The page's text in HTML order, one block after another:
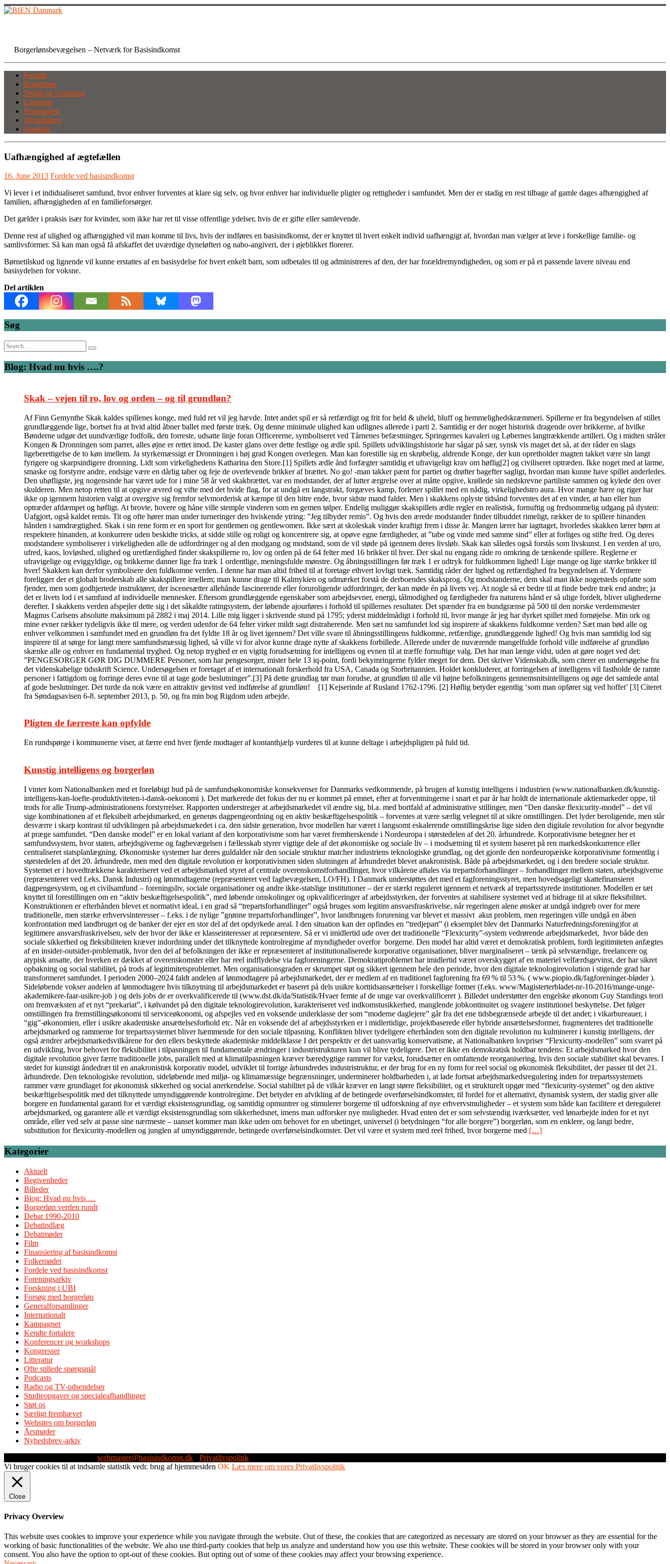
Skip
to
Borgerlønsbevægelsen – Netværk for Basisindkomst
Forside
Borgerløn
Debat og forskning
Litteratur
Foreningen
Nyhedsbrev
Kontakt
Uafhængighed af ægtefællen
16. June 2013 Fordele ved basisindkomst
Vi lever i et indidualiseret samfund, hvor enhver forventes at klare sig selv, og hvor enhver har individuelle pligter og rettigheder i samfundet. Men der er stadig en rest tilbage af gamle dages afhængighed af
familien, afhængigheden af en familieforsørger.
Det gælder i praksis især for kvinder, som ikke har ret til visse offentlige ydelser, hvis de er gifte eller samlevende.
Denne rest af ulighed og afhængighed vil man komme til livs, hvis der indføres en basisindkomst, der er knyttet til hvert enkelt individ uafhængigt af, hvordan man vælger at leve i forskellige familie- og
samlivsformer. Så kan man også få afskaffet det uværdige dyneløfteri og nabo-angiveri, der i øjeblikket florerer.
Børnetilskud og lignende vil kunne erstattes af en basisydelse for hvert enkelt barn, som udbetales til og administreres af den, der har forældremyndigheden, og som er på et passende lavere niveau end
basisydelsen for voksne.
Del artiklen
Søg
Search
for:
Blog: Hvad nu hvis ….?
Skak – vejen til ro, lov og orden – og til grundløn?
Af Finn Gemynthe Skak kaldes spillenes konge, med fuld ret vil jeg hævde. Intet andet spil er så retfærdigt og frit for held & uheld, bluff og hemmelighedskræmmeri. Spillerne er fra begyndelsen af stillet
grundlæggende lige, bortset fra at hvid altid åbner ballet med første træk. Og denne minimale ulighed kan udlignes allerede i parti 2. Samtidig er der noget historisk dragende over brikkerne, af hvilke
Bønderne udgør det uundværlige fodfolk, den forreste, udsatte linje foran Officererne, symboliseret ved Tårnenes befæstninger, Springernes kavaleri og Løbernes langtrækkende artilleri. Og i midten stråler
Kongen & Dronningen som parret, alles øjne er rettet imod. De kaster glans over dette festlige og ædle spil. Spillets udviklingshistorie har sågar på sær, synsk vis maget det så, at der råder en slags
ligeberettigelse de to køn imellem. Ja styrkemæssigt er Dronningen i høj grad Kongen overlegen. Man kan forestille sig en skrøbelig, aldrende Konge, der kun opretholder magten takket være sin langt
fyrigere og skarpsindigere dronning. Lidt som virkelighedens Katharina den Store.[1] Spillets ædle ånd forfægter samtidig et ufravigeligt krav om høflig[2] og civiliseret optræden. Ikke noget med at larme,
smaske og forstyrre andre, endsige være en dårlig taber og feje de overlevende brikker af brættet. No go! -man takker pænt for partiet og drøfter bagefter sagligt, hvordan man kunne have spillet anderledes.
Den uhøfligste, jeg nogensinde har været ude for i mine 58 år ved skakbrættet, var en modstander, der af lutter ærgrelse over at måtte opgive, krøllede sin nedskrevne partiliste sammen og kylede den over
skulderen. Men netop retten til at opgive ævred og vifte med det hvide flag, for at undgå en langstrakt, forgæves kamp, forlener spillet med en nådig, virkelighedstro aura. Hvor mange hære og riger har
ikke op igennem historien valgt at overgive sig fremfor selvmorderisk at kæmpe til den bitre ende, hvor sidste mand falder. Men i skakkens oplyste tidsånd forventes det af en vinder, at han eller hun
optræder afdæmpet og høfligt. At brovte, hovere og håne ville stemple vinderen som en gemen tølper. Endelig muliggør skakspillets ædle regler en realistisk, fornuftig og fredsommelig udgang på dysten:
Uafgjort, også kaldet remis. Tit og ofte hører man under turneringer den hviskende ytring: ”Jeg tilbyder remis”. Og hvis den ærede modstander finder tilbuddet rimeligt, rækker de to spillere hinanden
hånden i samdrægtighed. Skak i sin rene form er en sport for gentlemen og gentlewomen. Ikke sært at skoleskak vinder kraftigt frem i disse år. Mangen lærer har iagttaget, hvorledes skakken lærer børn at
respektere hinanden, at konkurrere uden beskidte tricks, at sidde stille og roligt og koncentrere sig, at opøve egne færdigheder, at ”tabe og vinde med samme sind” eller at forliges og stifte fred. Og deres
modstandere symboliserer i virkeligheden alle de udfordringer og al den modgang og modstand, som de vil støde på igennem deres livsløb. Skak kan således også forstås som livskunst. I en verden af uro,
ufred, kaos, lovløshed, ulighed og uretfærdighed finder skakspillerne ro, lov og orden på de 64 felter med 16 brikker til hver. Der skal nu engang råde ro omkring de tænkende spillere. Reglerne er
ufravigelige og eviggyldige, og brikkerne danner lige fra træk 1 ordentlige, meningsfulde mønstre. Og åbningsstillingen før træk 1 er udtryk for fuldkommen lighed! Lige mange og lige stærke brikker til
hver! Skakken kan derfor symbolisere den fuldkomne verden. I denne har man altid frihed til at foretage ethvert lovligt træk. Samtidig råder der lighed og retfærdighed fra begyndelsen af. Ydermere
foreligger der et globalt broderskab alle skakspillere imellem; man kunne drage til Kalmykien og udmærket forstå de derboendes skaksprog. Og modstanderne, dem skal man ikke nogetsteds opfatte som
fjender, men som godhjertede instruktører, der iscenesætter allehånde fascinerende eller foruroligende udfordringer, der kan møde én på livets vej. At nogle så er bedre til at finde bedre træk end andre; ja
det er livets lod i et samfund af individuelle mennesker. Eftersom grundlæggende egenskaber som arbejdsevner, energi, tålmodighed og færdigheder fra naturens hånd er så ulige fordelt, bliver ulighederne
derefter. I skakkens verden afspejler dette sig i det såkaldte ratingsystem, der løbende ajourføres i forhold til spillernes resultater. Det spænder fra en bundgrænse på 500 til den norske verdensmester
Magnus Carlsens absolutte maksimum på 2882 i maj 2014. Lille mig ligger i skrivende stund på 1795; yderst middelmådigt i forhold til, hvor mange år jeg har dyrket spillet med fornøjelse. Min ork og
mine evner rækker tydeligvis ikke til mere, og verden udenfor de 64 felter virker mildt sagt distraherende. Men sæt nu samfundet lod sig inspirere af skakkens fuldkomne verden? Sæt man bød alle og
enhver velkommen i samfundet med en grundløn fra det fyldte 18 år og livet igennem? Det ville svare til åbningsstillingens fuldkomne, retfærdige, grundlæggende lighed! Og hvis man samtidig lod sig
inspirere til at sørge for langt mere samfundsmæssig lighed, så ville vi for alvor kunne drage nytte af skakkens forbillede. Allerede under de nuværende mangelfulde forhold ville indførelse af grundløn
skænke alle og enhver en fundamental tryghed. Og netop tryghed er en vigtig forudsætning for intelligens og evnen til at træffe fornuftige valg. Det har man længe vidst, uden at gøre noget ved det:
”PENGESORGER GØR DIG DUMMERE Personer, som har pengesorger, mister hele 13 iq-point, fordi bekymringerne fylder meget for dem. Det skriver Videnskab.dk, som citerer en undersøgelse fra
det videnskabelige tidsskrift Science. Undersøgelsen er foretaget af et internationalt forskerhold fra USA, Canada og Storbritannien. Holdet konkluderer, at forringelsen af intelligens vil fastholde de ramte
personer i fattigdom og forringe deres evne til at tage gode beslutninger”.[3] På dette grundlag tør man forudse, at grundløn til alle vil højne befolkningens gennemsnitsintelligens og øge det samlede antal
af gode beslutninger. Det turde da nok være en attraktiv gevinst ved indførelse af grundløn! [1] Kejserinde af Rusland 1762-1796. [2] Høflig betyder egentlig ‘som man opfører sig ved hoffet’ [3] Citeret
fra Søndagsavisen 6-8. september 2013, p. 50, og fra min bog Rigdom uden arbejde.
Pligten de færreste kan opfylde
En rundspørge i kommunerne viser, at færre end hver fjerde modtager af kontanthjælp vurderes til at kunne deltage i arbejdspligten på fuld tid.
Kunstig intelligens og borgerløn
I vinter kom Nationalbanken med et foreløbigt bud på de samfundsøkonomiske konsekvenser for Danmarks vedkommende, på brugen af kunstig intelligens i industrien (www.nationalbanken.dk/kunstig-
intelligens-kan-loefte-produktiviteten-i-dansk-oekonomi ). Det markerede det fokus der nu er kommet på emnet, efter at forventningerne i snart et par år har holdt de internationale aktiemarkeder oppe, til
trods for alle Trump-administrationens forstyrrelser. Rapporten understreger at arbejdsmarkedet vil ændre sig, bl.a. med bortfald af administrative stillinger, men “Den danske flexicurity-model” – det vil
sige kombinationen af et fleksibelt arbejdsmarked, en generøs dagpengeordning og en aktiv beskæftigelsespolitik – forventes at være særlig velegnet til at sikre omstillingen. Det lyder beroligende, men står
desværre i skarp kontrast til udviklingen på arbejdsmarkedet i ca. den sidste generation, hvor modellen har været i langsomt eskalerende omstillingskrise lige siden den digitale revolution for alvor begyndte
at præge samfundet. “Den danske model” er en lokal variant af den korporativisme som har været fremherskende i Nordeuropa i størstedelen af det 20. århundrede. Korporativisme betegner her et
samfundssystem, hvor staten, arbejdsgiverne og fagbevægelsen i fællesskab styrer vigtige dele af det økonomiske og sociale liv – i modsætning til et system baseret på ren markedskonkurrence eller
centraliseret statsplanlægning. Økonomiske systemer har deres guldalder når den sociale struktur matcher industriens teknologiske grundlag, og det gjorde den nordeuropæiske korporativisme formentlig i
størstedelen af det 20. århundrede, men med den digitale revolution er korporativismen siden slutningen af århundredet blevet anakronistisk. Både på arbejdsmarkedet, og i den bredere sociale struktur.
Systemet er i hovedtrækkene karakteriseret ved et arbejdsmarked styret af centrale overenskomstforhandlinger, hvor vilkårene aftales via trepartsforhandlinger – forhandlinger mellem staten, arbejdsgiverne
(repræsenteret ved f.eks. Dansk Industri) og lønmodtagerne (repræsenteret ved fagbevægelsen, LO/FH). I Danmark understøttes det med et fagforeningsstyret, men hovedsageligt skattefinansieret
dagpengesystem, og et civilsamfund – foreningsliv, sociale organisationer og andre ikke-statslige institutioner – der er stærkt reguleret igennem et netværk af trepartsstyrede institutioner. Modellen er tæt
knyttet til forestillingen om en “aktiv beskæftigelsespolitik”, med løbende omskolinger og opkvalificeringer af arbejdsstyrken, der forventes at stabilisere systemet ved at bidrage til at sikre fleksibilitet.
Konstruktionen er efterhånden blevet et normativt ideal, i en grad så “trepartsforhandlinger” også bruges som legitim ansvarsfraskrivelse, når regeringen alene ønsker at undgå indgreb over for mere
traditionelle, men stærke erhvervsinteresser – f.eks. i de nylige ”grønne trepartsforhandlinger”, hvor landbrugets forurening var blevet et massivt akut problem, men regeringen ville undgå en åben
konfrontation med landbruget og de banker der ejer en stor del af det opdyrkede areal. I den situation kan der opfindes en “tredjepart” (i eksemplet blev det Danmarks Naturfredningsforening)for at
legitimere ansvarsfraskrivelsen, selv der hvor der ikke er klasseinteresser at repræsentere. Så er vi imidlertid ude over det traditionelle “Flexicurity”-system vedrørende arbejdsmarkedet, hvor både den
sociale sikkerhed og fleksibiliteten kræver indordning under det tilknyttede kontrolregime af myndigheder overfor borgerne. Den model har altid været et demokratisk problem, fordi legitimiteten anfægtes
af en insider-outsider-problematik, hvor den del af befolkningen der ikke er repræsenteret af institutionaliserede korporative organisationer, bliver marginaliseret – tænk på selvstændige, freelancere og
atypisk ansatte, der hverken er dækket af overenskomster eller har reel indflydelse via fagforeningerne. Demokratiproblemet har imidlertid været overskygget af en materiel velfærdsgevinst, der har sikret
opbakning og social stabilitet, på trods af legitimitetsproblemet. Men organisationsgraden er skrumpet støt og sikkert igennem hele den periode, hvor den digitale teknologirevolution i stigende grad har
transformeret samfundet. I perioden 2000–2024 faldt andelen af lønmodtagere på arbejdsmarkedet, der er medlem af en traditionel fagforening fra 69 % til 53 %. ( www.piopio.dk/fagforeninger-bløder ).
Sideløbende vokser andelen af lønmodtagere hvis tilknytning til arbejdsmarkedet er baseret på dels usikre korttidsansættelser i forskellige former (f.eks. www/Magisterterbladet-nr-10-2016/mange-unge-
akademikere-faar-usikre-job ) og dels jobs de er overkvalificerede til (www.dst.dk/da/Statistik/Hvaer femte af de unge var overkvalificeret ). Billedet understøtter den engelske økonom Guy Standings teori
om fremvæksten af et nyt “prekariat”, i kølvandet på den digitale teknologirevolution, karakteriseret ved indkomstusikkerhed, manglende jobkontinuitet og svagere institutionel beskyttelse. Det følger
omstillingen fra fremstillingsøkonomi til serviceøkonomi, og afspejles ved en voksende underklasse der som “moderne daglejere” går fra det ene tidsbegrænsede arbejde til det andet; i vikarbureauer, i
“gig”-økonomien, eller i usikre akademiske ansættelsesforhold etc. Når en voksende del af arbejdsstyrken er i midlertidige, projektbaserede eller hybride ansættelsesformer, fragmenteres det traditionelle
arbejdsmarked og rammerne for trepartssystemet bliver hæmmende for den sociale tilpasning. Konflikten bliver tydeligere efterhånden som den digitale revolution nu kulminerer i kunstig intelligens, der
også ændrer arbejdsmarkedsvilkårene for den ellers beskyttede akademiske middelklasse I det perspektiv er det uansvarlig konservatisme, at Nationalbanken lovpriser “Flexicurity-modellen” som svaret på
en udvikling, hvor behovet for fleksibilitet i tilpasningen til fundamentale ændringer i industristrukturen kun vil blive tydeligere. Det er ikke en demokratisk holdbar tendens: Et arbejdsmarked hvor den
digitale revolution giver færre traditionelle jobs, parallelt med at klimatilpasningen kræver bæredygtige rammer for vækst, forudsætter en omfattende reorganisering, hvis den sociale stabilitet skal bevares. I
stedet for kunstigt åndedræt til en anakronistisk korporativ model, udviklet til forrige århundredes industristruktur, er der brug for en ny form for reel social og økonomisk fleksibilitet, der passer til det 21.
århundrede. Den teknologiske revolution, sideløbende med miljø- og klimamæssige begrænsninger, underminerer holdbarheden i, at lade fortsat arbejdsmarkedsregulering inden for trepartssystemets
rammer være grundlaget for økonomisk sikkerhed og social anerkendelse. Social stabilitet på de vilkår kræver en langt større fleksibilitet, og et strukturelt opgør med “flexicurity-systemet” og den aktive
beskæftigelsespolitik med det tilknyttede umyndiggørende kontrolregime. Det betyder en afvikling af de betingede overførselsindkomster, til fordel for et alternativt, dynamisk system, der stadig giver alle
borgere en fundamental garanti for et værdigt eksistensgrundlag, og samtidig opmuntrer og stimulerer borgerne til udforskning af nye erhvervsmuligheder – et system som både kan facilitere et dereguleret
arbejdsmarked, og garantere alle et værdigt eksistensgrundlag som sikkerhedsnet, imens man udforsker nye muligheder. Hvad enten det er som selvstændig iværksætter, ved lønarbejde inden for et nyt
område, eller ved selv at passe sine nærmeste – uanset kommer man ikke uden om behovet for en ubetinget, universel (i betydningen “for alle borgere”) borgerløn, som en enklere, og langt bedre,
substitution for flexicurity-modellen og junglen af umyndiggørende, betingede overførselsindkomster. Det vil være et system med reel frihed, hvor borgerne med […]
Kategorier
Aktuelt
Begivenheder
Billeder
Blog: Hvad nu hvis …
Borgerløn verden rundt
Debat 1990-2010
Debatindlæg
Debatmøder
Film
Finansiering af basisindkomst
Folkemødet
Fordele ved basisindkomst
Foreningsarkiv
Forskning i UBI
Forsøg med borgerløn
Generalforsamlinger
Internationalt
Kampagner
Kendte fortalere
Konferencer og workshops
Kongresser
Litteratur
Ofte stillede spørgsmål
Podcasts
Radio og TV-udsendelser
Studieopgaver og specialeafhandlinger
Støt os
Særligt fremhævet
Websites om borgerløn
Årsmøder
Nyhedsbrev-arkiv
webmaster@basisindkomst.dk
Privatlivspolitik
Vi bruger cookies til at indsamle statistik vedr. brug af hjemmesiden OK Læs mere om vores Privatlivspolitik
Close
Privacy Overview
This website uses cookies to improve your experience while you navigate through the website. Out of these, the cookies that are categorized as necessary are stored on your browser as they are essential for the
working of basic functionalities of the website. We also use third-party cookies that help us analyze and understand how you use this website. These cookies will be stored in your browser only with your
consent. You also have the option to opt-out of these cookies. But opting out of some of these cookies may affect your browsing experience.